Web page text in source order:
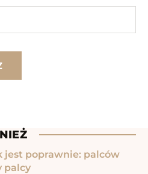
jest poprawnie: palców
palcy